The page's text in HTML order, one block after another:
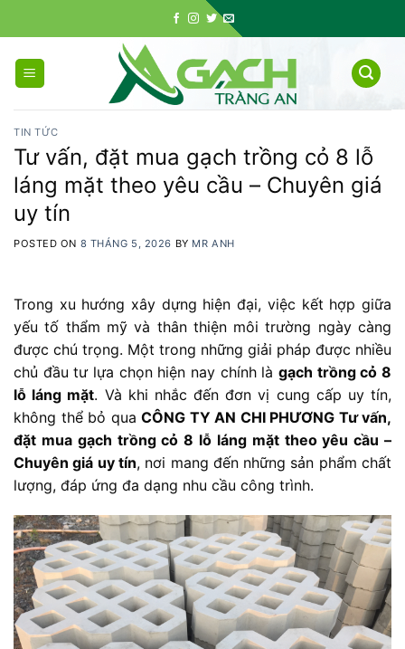
to
content
TIN TỨC
Tư vấn, đặt mua gạch trồng cỏ 8 lỗ
láng mặt theo yêu cầu – Chuyên giá
uy tín
POSTED ON 8 THÁNG 5, 2026 BY MR ANH
Trong xu hướng xây dựng hiện đại, việc kết hợp giữa
yếu tố thẩm mỹ và thân thiện môi trường ngày càng
được chú trọng. Một trong những giải pháp được nhiều
chủ đầu tư lựa chọn hiện nay chính là gạch trồng cỏ 8
lỗ láng mặt. Và khi nhắc đến đơn vị cung cấp uy tín,
không thể bỏ qua CÔNG TY AN CHI PHƯƠNG Tư vấn,
đặt mua gạch trồng cỏ 8 lỗ láng mặt theo yêu cầu –
Chuyên giá uy tín, nơi mang đến những sản phẩm chất
lượng, đáp ứng đa dạng nhu cầu công trình.